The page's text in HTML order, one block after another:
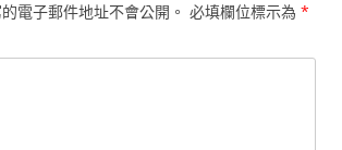
電子郵件地址不會公開。 必填欄位標示為 *